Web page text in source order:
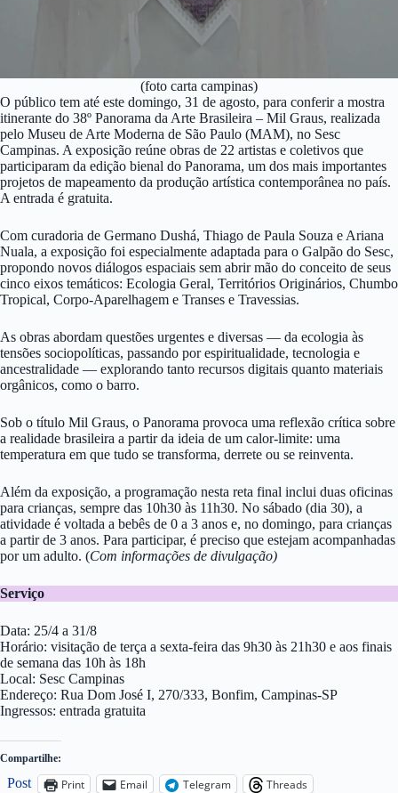
(foto carta campinas)
O público tem até este domingo, 31 de agosto, para conferir a mostra
itinerante do 38º Panorama da Arte Brasileira – Mil Graus, realizada
pelo Museu de Arte Moderna de São Paulo (MAM), no Sesc
Campinas. A exposição reúne obras de 22 artistas e coletivos que
participaram da edição bienal do Panorama, um dos mais importantes
projetos de mapeamento da produção artística contemporânea no país.
A entrada é gratuita.
Com curadoria de Germano Dushá, Thiago de Paula Souza e Ariana
Nuala, a exposição foi especialmente adaptada para o Galpão do Sesc,
propondo novos diálogos espaciais sem abrir mão do conceito de seus
cinco eixos temáticos: Ecologia Geral, Territórios Originários, Chumbo
Tropical, Corpo-Aparelhagem e Transes e Travessias.
As obras abordam questões urgentes e diversas — da ecologia às
tensões sociopolíticas, passando por espiritualidade, tecnologia e
ancestralidade — explorando tanto recursos digitais quanto materiais
orgânicos, como o barro.
Sob o título Mil Graus, o Panorama provoca uma reflexão crítica sobre
a realidade brasileira a partir da ideia de um calor-limite: uma
temperatura em que tudo se transforma, derrete ou se reinventa.
Além da exposição, a programação nesta reta final inclui duas oficinas
para crianças, sempre das 10h30 às 11h30. No sábado (dia 30), a
atividade é voltada a bebês de 0 a 3 anos e, no domingo, para crianças
a partir de 3 anos. Para participar, é preciso que estejam acompanhadas
por um adulto. (Com informações de divulgação)
Serviço
Data: 25/4 a 31/8
Horário: visitação de terça a sexta-feira das 9h30 às 21h30 e aos finais
de semana das 10h às 18h
Local: Sesc Campinas
Endereço: Rua Dom José I, 270/333, Bonfim, Campinas-SP
Ingressos: entrada gratuita
Compartilhe:
Post Print Email Telegram
Threads